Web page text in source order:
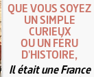
QUE VOUS SOYEZ
UN SIMPLE
CURIEUX
OU UN FÉRU
D'HISTOIRE,
Il était une France